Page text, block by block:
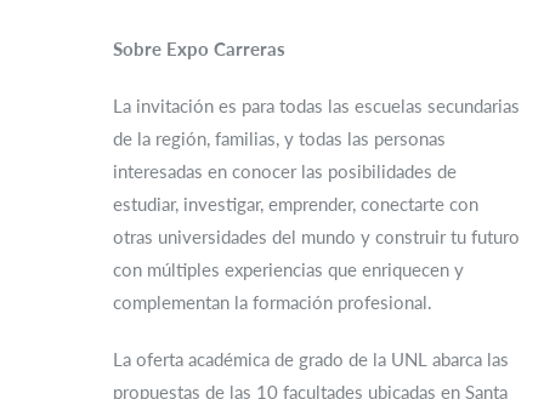
Sobre Expo Carreras
La invitación es para todas las escuelas secundarias
de la región, familias, y todas las personas
interesadas en conocer las posibilidades de
estudiar, investigar, emprender, conectarte con
otras universidades del mundo y construir tu futuro
con múltiples experiencias que enriquecen y
complementan la formación profesional.
La oferta académica de grado de la UNL abarca las
propuestas de las 10 facultades ubicadas en Santa